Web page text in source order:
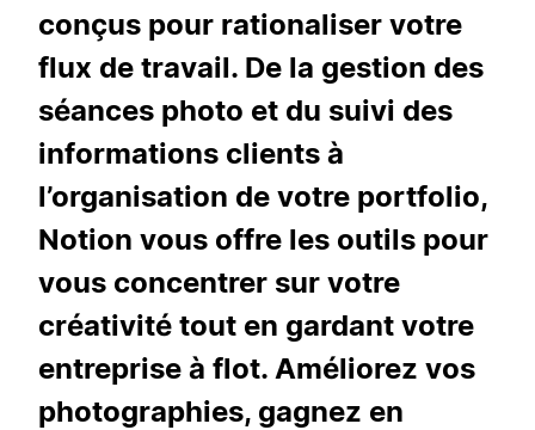
conçus pour rationaliser votre
flux de travail. De la gestion des
séances photo et du suivi des
informations clients à
l’organisation de votre portfolio,
Notion vous offre les outils pour
vous concentrer sur votre
créativité tout en gardant votre
entreprise à flot. Améliorez vos
photographies, gagnez en